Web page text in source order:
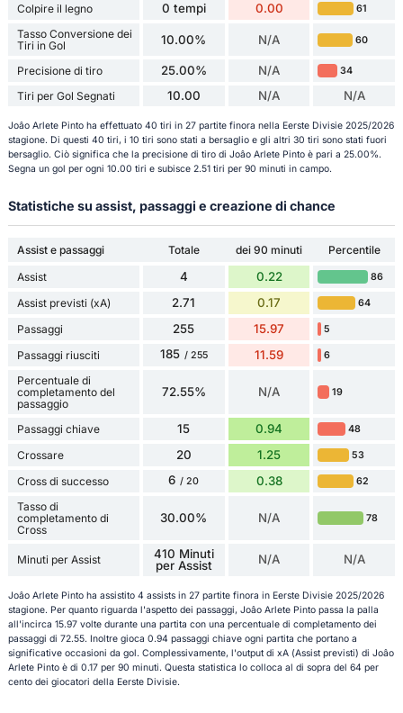
Colpire il legno 0 tempi 0.00 61
Tasso Conversione dei
Tiri in Gol
10.00% N/A 60
Precisione di tiro 25.00% N/A 34
Tiri per Gol Segnati 10.00 N/A N/A
Joâo Arlete Pinto ha effettuato 40 tiri in 27 partite finora nella Eerste Divisie 2025/2026
stagione. Di questi 40 tiri, i 10 tiri sono stati a bersaglio e gli altri 30 tiri sono stati fuori
bersaglio. Ciò significa che la precisione di tiro di Joâo Arlete Pinto è pari a 25.00%.
Segna un gol per ogni 10.00 tiri e subisce 2.51 tiri per 90 minuti in campo.
Statistiche su assist, passaggi e creazione di chance
Assist e passaggi Totale dei 90 minuti
Percentile
Assist
4 0.22 86
Assist previsti (xA) 2.71 0.17 64
Passaggi 255 15.97 5
Passaggi riusciti 185 / 255 11.59 6
Percentuale di
completamento del
passaggio
72.55% N/A 19
Passaggi chiave 15 0.94 48
Crossare 20 1.25 53
Cross di successo 6 / 20 0.38 62
Tasso di
completamento di
Cross
30.00% N/A 78
Minuti per Assist
410 Minuti
per Assist
N/A N/A
Joâo Arlete Pinto ha assistito 4 assists in 27 partite finora in Eerste Divisie 2025/2026
stagione. Per quanto riguarda l'aspetto dei passaggi, Joâo Arlete Pinto passa la palla
all'incirca 15.97 volte durante una partita con una percentuale di completamento dei
passaggi di 72.55. Inoltre gioca 0.94 passaggi chiave ogni partita che portano a
significative occasioni da gol. Complessivamente, l'output di xA (Assist previsti) di Joâo
Arlete Pinto è di 0.17 per 90 minuti. Questa statistica lo colloca al di sopra del 64 per
cento dei giocatori della Eerste Divisie.